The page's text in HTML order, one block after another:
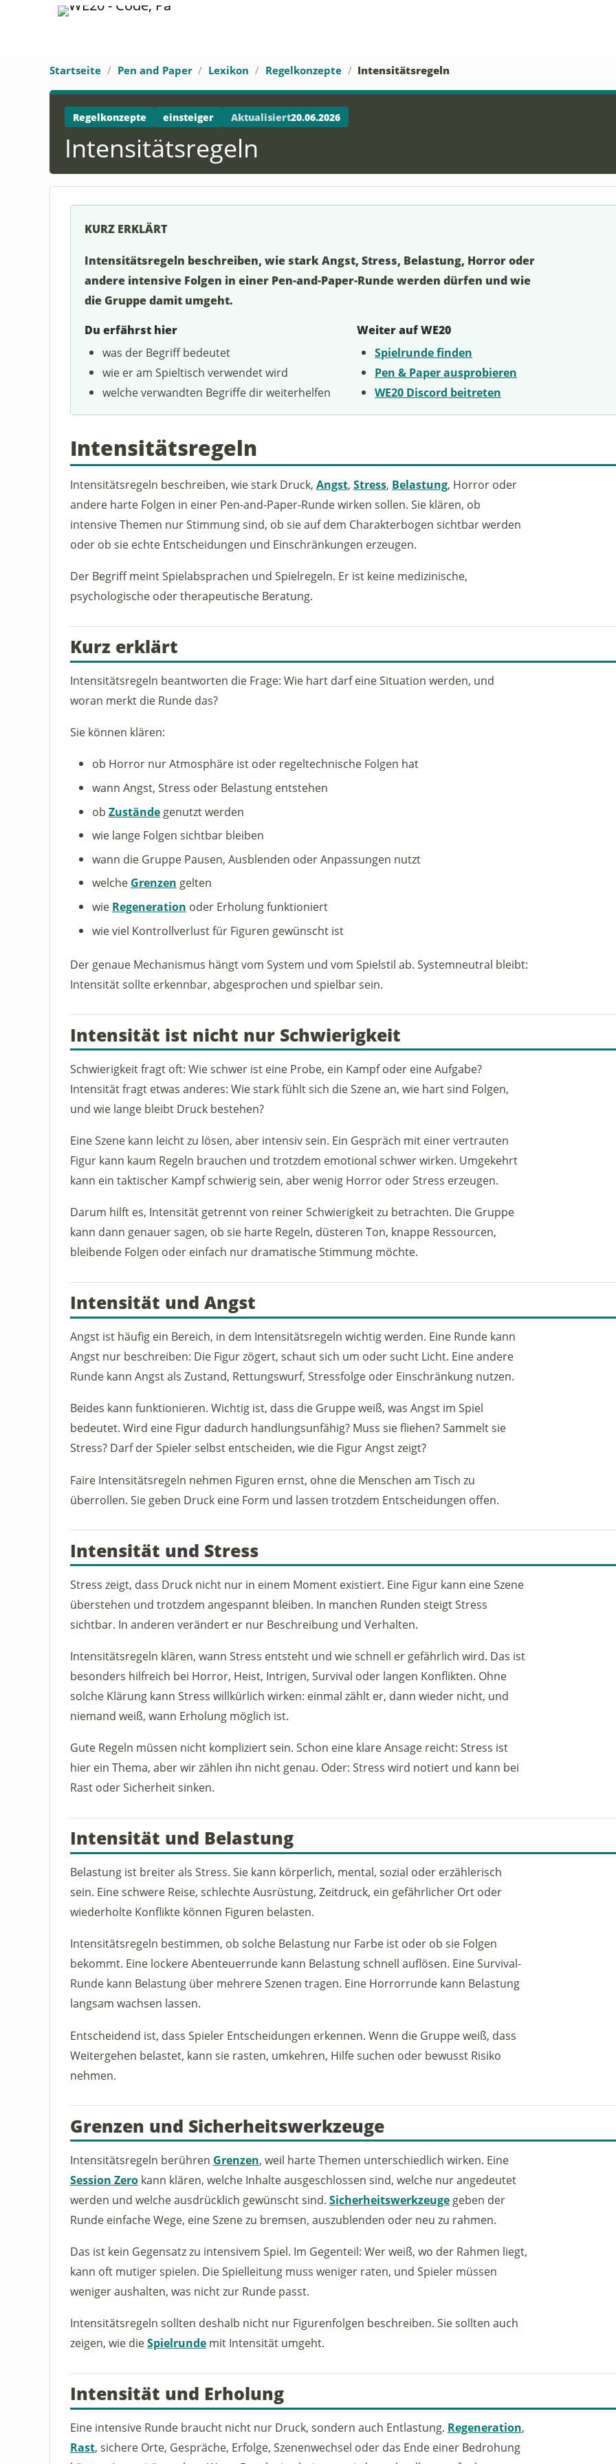
Startseite Pen and Paper Lexikon Regelkonzepte Intensitätsregeln
Regelkonzepte einsteiger Aktualisiert20.06.2026
Intensitätsregeln
KURZ ERKLÄRT
Intensitätsregeln beschreiben, wie stark Angst, Stress, Belastung, Horror oder
andere intensive Folgen in einer Pen-and-Paper-Runde werden dürfen und wie
die Gruppe damit umgeht.
Du erfährst hier
was der Begriff bedeutet
wie er am Spieltisch verwendet wird
welche verwandten Begriffe dir weiterhelfen
Weiter auf WE20
Spielrunde finden
Pen & Paper ausprobieren
WE20 Discord beitreten
Intensitätsregeln
Intensitätsregeln beschreiben, wie stark Druck, Angst, Stress, Belastung, Horror oder
andere harte Folgen in einer Pen-and-Paper-Runde wirken sollen. Sie klären, ob
intensive Themen nur Stimmung sind, ob sie auf dem Charakterbogen sichtbar werden
oder ob sie echte Entscheidungen und Einschränkungen erzeugen.
Der Begriff meint Spielabsprachen und Spielregeln. Er ist keine medizinische,
psychologische oder therapeutische Beratung.
Kurz erklärt
Intensitätsregeln beantworten die Frage: Wie hart darf eine Situation werden, und
woran merkt die Runde das?
Sie können klären:
ob Horror nur Atmosphäre ist oder regeltechnische Folgen hat
wann Angst, Stress oder Belastung entstehen
ob Zuständegenutzt werden
wie lange Folgen sichtbar bleiben
wann die Gruppe Pausen, Ausblenden oder Anpassungen nutzt
welche Grenzen gelten
wie Regeneration oder Erholung funktioniert
wie viel Kontrollverlust für Figuren gewünscht ist
Der genaue Mechanismus hängt vom System und vom Spielstil ab. Systemneutral bleibt:
Intensität sollte erkennbar, abgesprochen und spielbar sein.
Intensität ist nicht nur Schwierigkeit
Schwierigkeit fragt oft: Wie schwer ist eine Probe, ein Kampf oder eine Aufgabe?
Intensität fragt etwas anderes: Wie stark fühlt sich die Szene an, wie hart sind Folgen,
und wie lange bleibt Druck bestehen?
Eine Szene kann leicht zu lösen, aber intensiv sein. Ein Gespräch mit einer vertrauten
Figur kann kaum Regeln brauchen und trotzdem emotional schwer wirken. Umgekehrt
kann ein taktischer Kampf schwierig sein, aber wenig Horror oder Stress erzeugen.
Darum hilft es, Intensität getrennt von reiner Schwierigkeit zu betrachten. Die Gruppe
kann dann genauer sagen, ob sie harte Regeln, düsteren Ton, knappe Ressourcen,
bleibende Folgen oder einfach nur dramatische Stimmung möchte.
Intensität und Angst
Angst ist häufig ein Bereich, in dem Intensitätsregeln wichtig werden. Eine Runde kann
Angst nur beschreiben: Die Figur zögert, schaut sich um oder sucht Licht. Eine andere
Runde kann Angst als Zustand, Rettungswurf, Stressfolge oder Einschränkung nutzen.
Beides kann funktionieren. Wichtig ist, dass die Gruppe weiß, was Angst im Spiel
bedeutet. Wird eine Figur dadurch handlungsunfähig? Muss sie fliehen? Sammelt sie
Stress? Darf der Spieler selbst entscheiden, wie die Figur Angst zeigt?
Faire Intensitätsregeln nehmen Figuren ernst, ohne die Menschen am Tisch zu
überrollen. Sie geben Druck eine Form und lassen trotzdem Entscheidungen offen.
Intensität und Stress
Stress zeigt, dass Druck nicht nur in einem Moment existiert. Eine Figur kann eine Szene
überstehen und trotzdem angespannt bleiben. In manchen Runden steigt Stress
sichtbar. In anderen verändert er nur Beschreibung und Verhalten.
Intensitätsregeln klären, wann Stress entsteht und wie schnell er gefährlich wird. Das ist
besonders hilfreich bei Horror, Heist, Intrigen, Survival oder langen Konflikten. Ohne
solche Klärung kann Stress willkürlich wirken: einmal zählt er, dann wieder nicht, und
niemand weiß, wann Erholung möglich ist.
Gute Regeln müssen nicht kompliziert sein. Schon eine klare Ansage reicht: Stress ist
hier ein Thema, aber wir zählen ihn nicht genau. Oder: Stress wird notiert und kann bei
Rast oder Sicherheit sinken.
Intensität und Belastung
Belastung ist breiter als Stress. Sie kann körperlich, mental, sozial oder erzählerisch
sein. Eine schwere Reise, schlechte Ausrüstung, Zeitdruck, ein gefährlicher Ort oder
wiederholte Konflikte können Figuren belasten.
Intensitätsregeln bestimmen, ob solche Belastung nur Farbe ist oder ob sie Folgen
bekommt. Eine lockere Abenteuerrunde kann Belastung schnell auflösen. Eine Survival-
Runde kann Belastung über mehrere Szenen tragen. Eine Horrorrunde kann Belastung
langsam wachsen lassen.
Entscheidend ist, dass Spieler Entscheidungen erkennen. Wenn die Gruppe weiß, dass
Weitergehen belastet, kann sie rasten, umkehren, Hilfe suchen oder bewusst Risiko
nehmen.
Grenzen und Sicherheitswerkzeuge
Intensitätsregeln berühren Grenzen, weil harte Themen unterschiedlich wirken. Eine
Session Zerokann klären, welche Inhalte ausgeschlossen sind, welche nur angedeutet
werden und welche ausdrücklich gewünscht sind. Sicherheitswerkzeugegeben der
Runde einfache Wege, eine Szene zu bremsen, auszublenden oder neu zu rahmen.
Das ist kein Gegensatz zu intensivem Spiel. Im Gegenteil: Wer weiß, wo der Rahmen liegt,
kann oft mutiger spielen. Die Spielleitung muss weniger raten, und Spieler müssen
weniger aushalten, was nicht zur Runde passt.
Intensitätsregeln sollten deshalb nicht nur Figurenfolgen beschreiben. Sie sollten auch
zeigen, wie dieSpielrundemit Intensität umgeht.
Intensität und Erholung
Eine intensive Runde braucht nicht nur Druck, sondern auch Entlastung. Regeneration,
Rast, sichere Orte, Gespräche, Erfolge, Szenenwechsel oder das Ende einer Bedrohung